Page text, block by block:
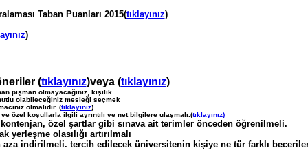
Taban Puanları 2015(tıklayınız)
)
(tıklayınız)veya (tıklayınız)
pişman olmayacağınız, kişilik
olabileceğiniz mesleği seçmek
olmalıdır. (tıklayınız)
özel koşullarla ilgili ayrıntılı ve net bilgilere ulaşmalı.(tıklayınız)
kontenjan, özel şartlar gibi sınava ait terimler önceden öğrenilmeli.
olasılığı artırılmalı
indirilmeli. tercih edilecek üniversitenin kişiye ne tür farklı